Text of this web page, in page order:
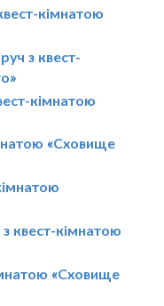
кімнатою
з квест-
кімнатою
«Сховище
з квест-кімнатою
«Сховище